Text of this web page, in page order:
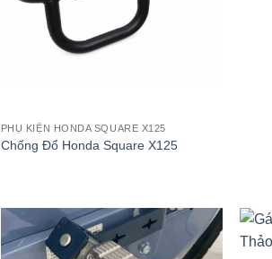
PHỤ KIỆN HONDA SQUARE X125
Chống Đổ Honda Square X125